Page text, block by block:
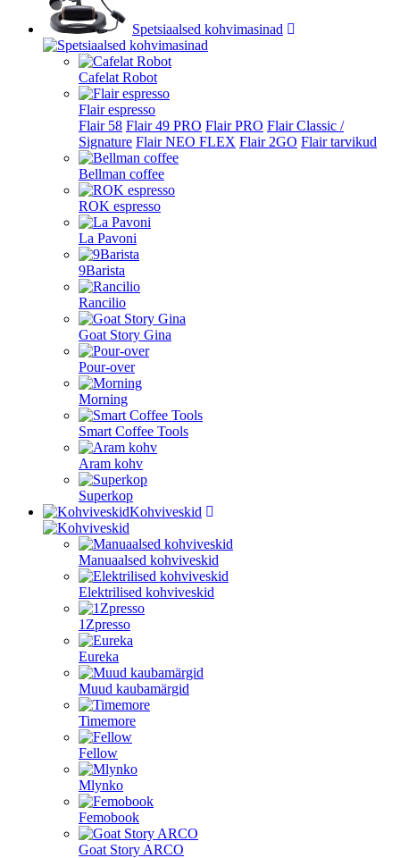
Spetsiaalsed kohvimasinad
Cafelat Robot
Flair espresso
Flair 58 Flair 49 PRO Flair PRO Flair Classic /
Signature Flair NEO FLEX Flair 2GO Flair tarvikud
Bellman coffee
ROK espresso
La Pavoni
9Barista
Rancilio
Goat Story Gina
Pour-over
Morning
Smart Coffee Tools
Aram kohv
Superkop
Kohviveskid
Manuaalsed kohviveskid
Elektrilised kohviveskid
1Zpresso
Eureka
Muud kaubamärgid
Timemore
Fellow
Mlynko
Femobook
Goat Story ARCO